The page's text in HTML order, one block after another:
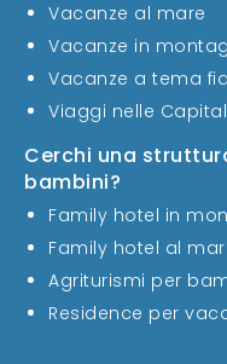
Vacanze al mare
Vacanze in
Vacanze a tema
Viaggi nelle
Cerchi una
bambini?
Family hotel in
Family hotel al
Agriturismi per
Residence per